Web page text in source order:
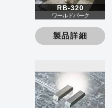
RB-320
ワールドパーク
製品詳細